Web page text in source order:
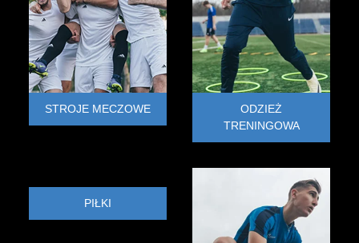
STROJE MECZOWE
ODZIEŻ
TRENINGOWA
PIŁKI